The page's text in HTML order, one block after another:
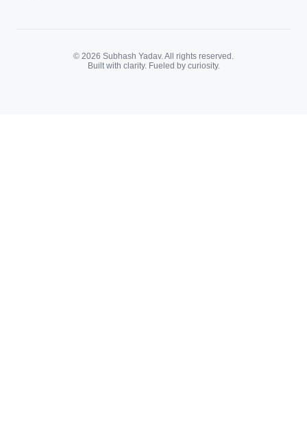
© 2026 Subhash Yadav. All rights reserved.
Built with clarity. Fueled by curiosity.